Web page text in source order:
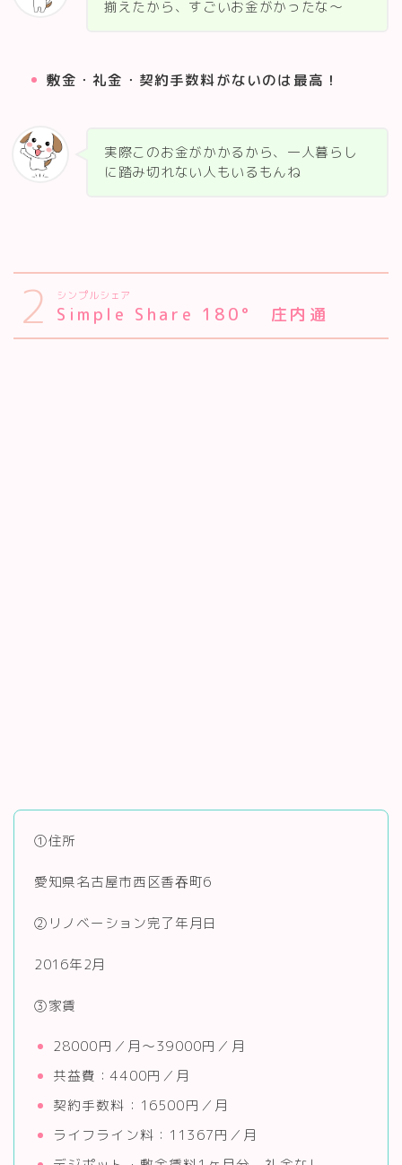
揃えたから、すごいお金がかったな～
敷金・礼金・契約手数料がないのは最高！
実際このお金がかかるから、一人暮らし
に踏み切れない人もいるもんね
2 シンプルシェア
Simple Share 180° 庄内通
①住所
愛知県名古屋市西区香吞町6
②リノベーション完了年月日
2016年2月
③家賃
28000円／月～39000円／月
共益費：4400円／月
契約手数料：16500円／月
ライフライン料：11367円／月